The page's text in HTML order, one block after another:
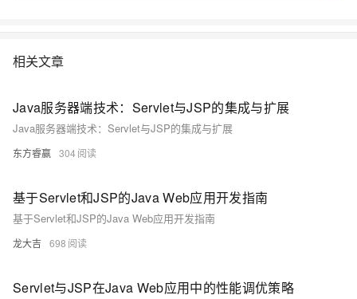
相关文章
Java服务器端技术：Servlet与JSP的集成与扩展
Java服务器端技术：Servlet与JSP的集成与扩展
东方睿赢 304
基于Servlet和JSP的Java Web应用开发指南
基于Servlet和JSP的Java Web应用开发指南
龙大吉 698
Servlet与JSP在Java Web应用中的性能调优策略